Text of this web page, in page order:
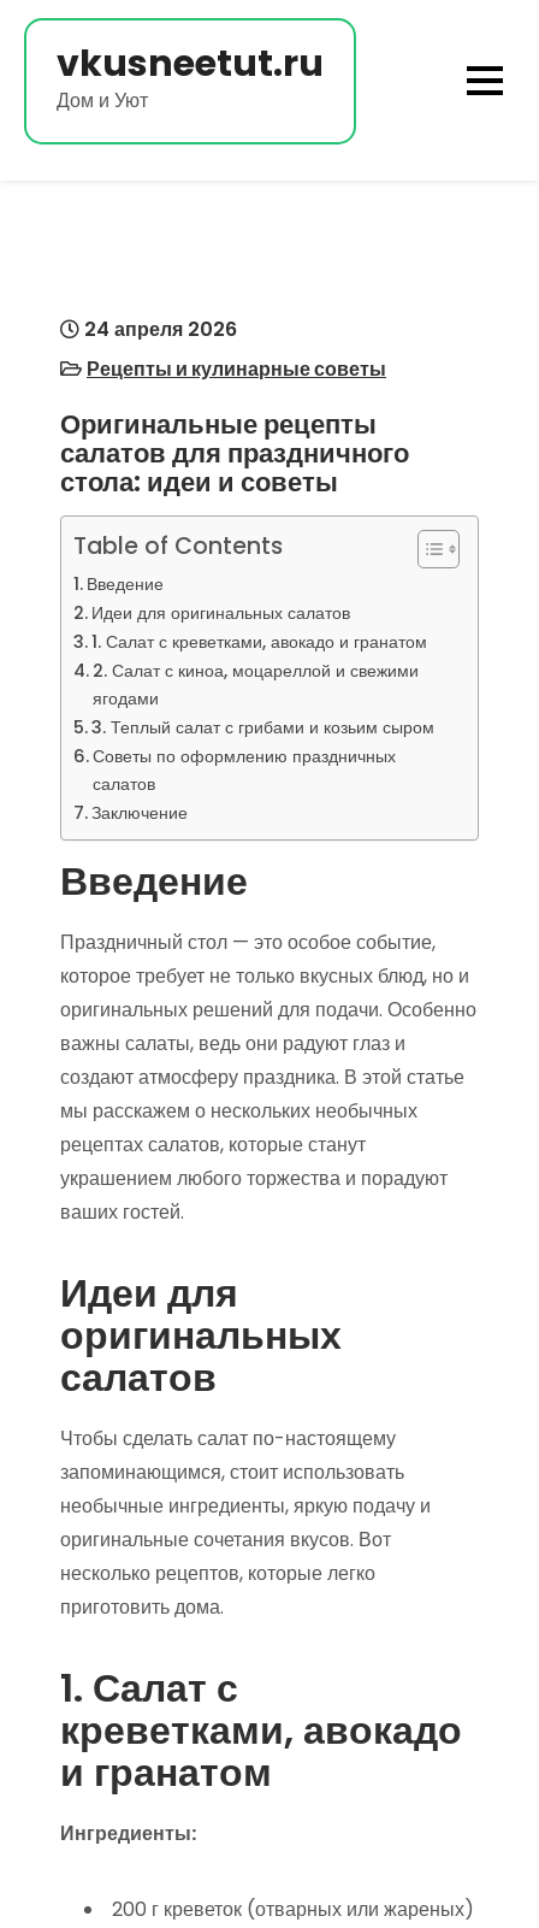
Перейти
содержимому
vkusneetut.ru
Дом и Уют
24 апреля 2026
Рецепты и кулинарные советы
Оригинальные рецепты
салатов для праздничного
стола: идеи и советы
Table of Contents
Введение
Идеи для оригинальных салатов
1. Салат с креветками, авокадо и гранатом
2. Салат с киноа, моцареллой и свежими
ягодами
3. Теплый салат с грибами и козьим сыром
Советы по оформлению праздничных
салатов
Заключение
Введение
Праздничный стол — это особое событие,
которое требует не только вкусных блюд, но и
оригинальных решений для подачи. Особенно
важны салаты, ведь они радуют глаз и
создают атмосферу праздника. В этой статье
мы расскажем о нескольких необычных
рецептах салатов, которые станут
украшением любого торжества и порадуют
ваших гостей.
Идеи для
оригинальных
салатов
Чтобы сделать салат по-настоящему
запоминающимся, стоит использовать
необычные ингредиенты, яркую подачу и
оригинальные сочетания вкусов. Вот
несколько рецептов, которые легко
приготовить дома.
1. Салат с
креветками, авокадо
и гранатом
Ингредиенты:
200 г креветок (отварных или жареных)